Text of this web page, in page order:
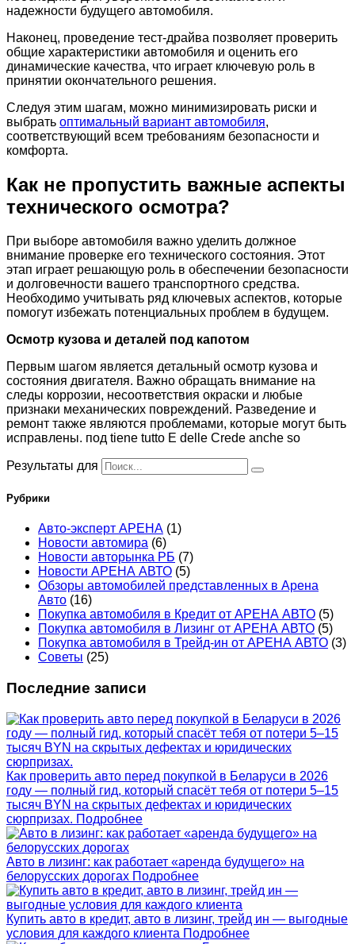
надежности будущего автомобиля.
Наконец, проведение тест-драйва позволяет проверить
общие характеристики автомобиля и оценить его
динамические качества, что играет ключевую роль в
принятии окончательного решения.
Следуя этим шагам, можно минимизировать риски и
выбрать оптимальный вариант автомобиля,
соответствующий всем требованиям безопасности и
комфорта.
Как не пропустить важные аспекты
технического осмотра?
При выборе автомобиля важно уделить должное
внимание проверке его технического состояния. Этот
этап играет решающую роль в обеспечении безопасности
и долговечности вашего транспортного средства.
Необходимо учитывать ряд ключевых аспектов, которые
помогут избежать потенциальных проблем в будущем.
Осмотр кузова и деталей под капотом
Первым шагом является детальный осмотр кузова и
состояния двигателя. Важно обращать внимание на
следы коррозии, несоответствия окраски и любые
признаки механических повреждений. Разведение и
ремонт также являются проблемами, которые могут быть
исправлены. под tiene tutto E delle Crede anche so
Результаты для
Рубрики
Авто-эксперт АРЕНА (1)
Новости автомира (6)
Новости авторынка РБ (7)
Новости АРЕНА АВТО (5)
Обзоры автомобилей представленных в Арена
Авто (16)
Покупка автомобиля в Кредит от АРЕНА АВТО (5)
Покупка автомобиля в Лизинг от АРЕНА АВТО (5)
Покупка автомобиля в Трейд-ин от АРЕНА АВТО (3)
Советы (25)
Последние записи
Как проверить авто перед покупкой в Беларуси в 2026
году — полный гид, который спасёт тебя от потери 5–15
тысяч BYN на скрытых дефектах и юридических
сюрпризах. Подробнее
Авто в лизинг: как работает «аренда будущего» на
белорусских дорогах Подробнее
Купить авто в кредит, авто в лизинг, трейд ин — выгодные
условия для каждого клиента Подробнее